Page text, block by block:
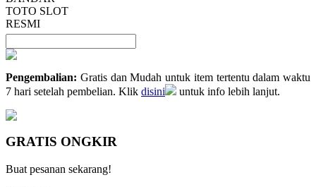
TOTO SLOT
RESMI
Pengembalian: Gratis dan Mudah untuk item tertentu dalam waktu
7 hari setelah pembelian. Klik disini untuk info lebih lanjut.
GRATIS ONGKIR
Buat pesanan sekarang!